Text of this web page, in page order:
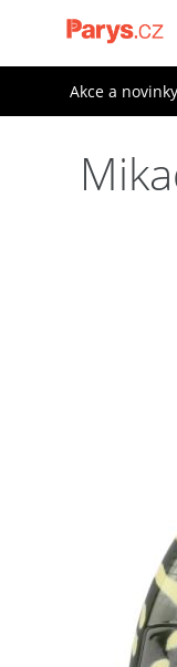
Akce a novinky